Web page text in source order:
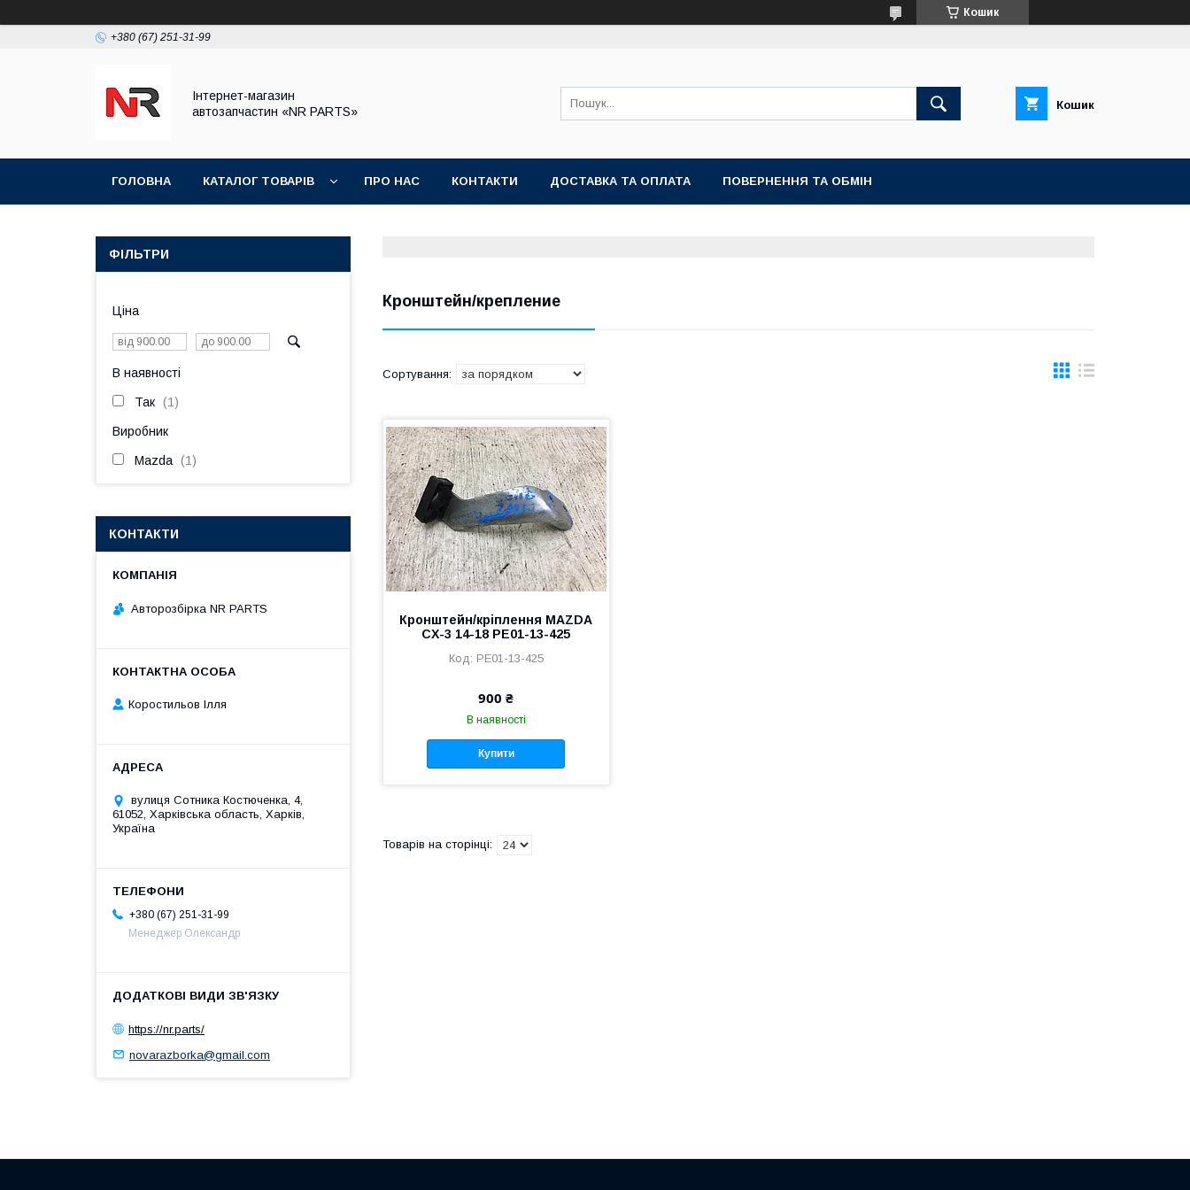
Кошик
+380 (67) 251-31-99
Інтернет-магазин
автозапчастин «NR PARTS»
Кошик
ГОЛОВНА КАТАЛОГ ТОВАРІВ ПРО НАС КОНТАКТИ ДОСТАВКА ТА ОПЛАТА ПОВЕРНЕННЯ ТА ОБМІН
Кронштейн/крепление
Кронштейн/кріплення MAZDA
CX-3 14-18 PE01-13-425
PE01-13-425
900 ₴
В наявності
Купити
ФІЛЬТРИ
Ціна
В наявності
Так 1
Виробник
Mazda 1
КОНТАКТИ
Авторозбірка NR PARTS
Коростильов Ілля
вулиця Сотника Костюченка, 4,
61052, Харківська область, Харків,
Україна
+380 (67) 251-31-99
Менеджер Олександр
https://nr.parts/
novarazborka@gmail.com